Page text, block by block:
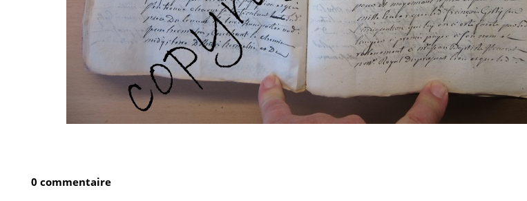
0 commentaire